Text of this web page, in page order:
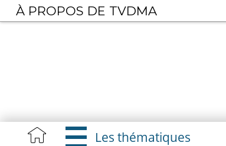
Aller
au
Les thématiques
À PROPOS DE TVDMA